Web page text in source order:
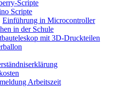
Scripte
Scripte
Einführung in Microcontroller
in der Schule
mit 3D-Druckteilen
Arbeitszeit